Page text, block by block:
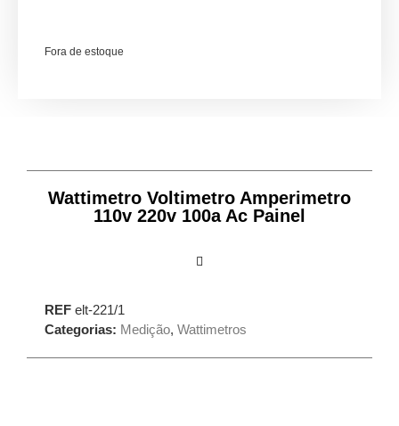
Fora de estoque
Wattimetro Voltimetro Amperimetro
110v 220v 100a Ac Painel
REF elt-221/1
Categorias: Medição, Wattimetros